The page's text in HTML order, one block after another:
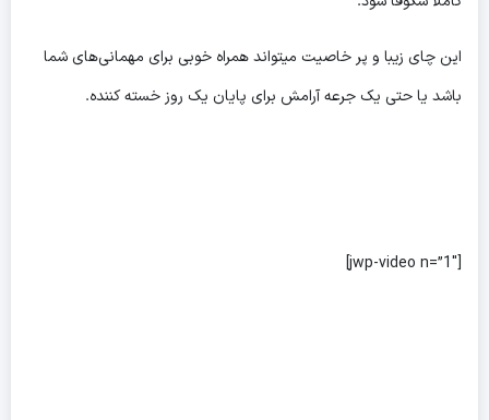
این چای زیبا و پر خاصیت میتواند همراه خوبی برای مهمانی‌های شما
باشد یا حتی یک جرعه آرامش برای پایان یک روز خسته کننده.
[jwp-video n=”1″]